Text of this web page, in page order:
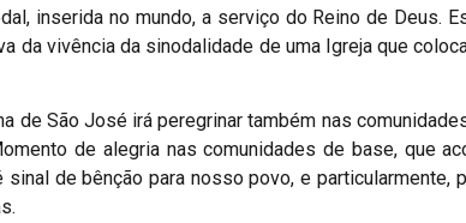
inserida no mundo, a serviço do Reino de Deus.
da vivência da sinodalidade de uma Igreja que
de São José irá peregrinar também nas
de alegria nas comunidades de base, que
de bênção para nosso povo, e